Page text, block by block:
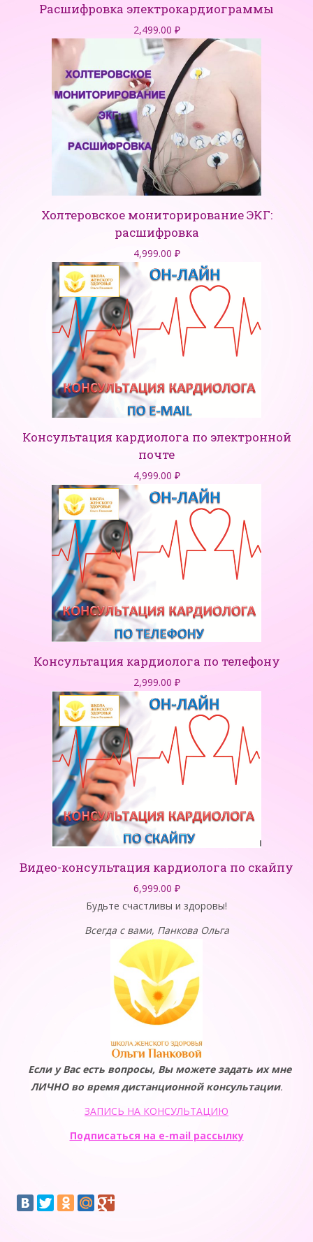
Расшифровка электрокардиограммы
2,499.00 ₽
Холтеровское мониторирование ЭКГ:
расшифровка
4,999.00 ₽
Консультация кардиолога по электронной
почте
4,999.00 ₽
Консультация кардиолога по телефону
2,999.00 ₽
Видео-консультация кардиолога по скайпу
6,999.00 ₽
Будьте счастливы и здоровы!
Всегда с вами, Панкова Ольга
Если у Вас есть вопросы, Вы можете задать их мне
ЛИЧНО во время дистанционной консультации.
ЗАПИСЬ НА КОНСУЛЬТАЦИЮ
Подписаться на e-mail рассылку